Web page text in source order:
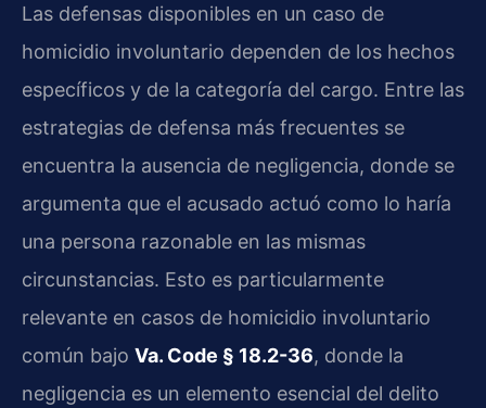
Las defensas disponibles en un caso de
homicidio involuntario dependen de los hechos
específicos y de la categoría del cargo. Entre las
estrategias de defensa más frecuentes se
encuentra la ausencia de negligencia, donde se
argumenta que el acusado actuó como lo haría
una persona razonable en las mismas
circunstancias. Esto es particularmente
relevante en casos de homicidio involuntario
común bajo Va. Code § 18.2-36, donde la
negligencia es un elemento esencial del delito